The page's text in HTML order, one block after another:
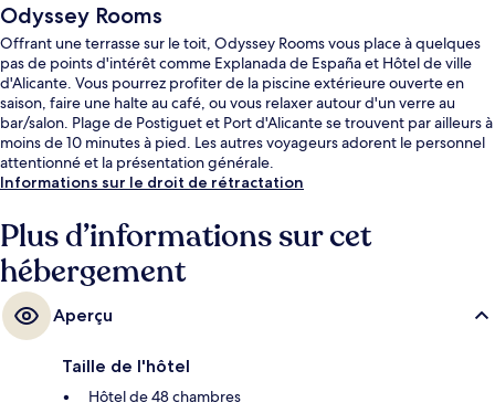
Odyssey Rooms
Offrant une terrasse sur le toit, Odyssey Rooms vous place à quelques
pas de points d'intérêt comme Explanada de España et Hôtel de ville
d'Alicante. Vous pourrez profiter de la piscine extérieure ouverte en
saison, faire une halte au café, ou vous relaxer autour d'un verre au
bar/salon. Plage de Postiguet et Port d'Alicante se trouvent par ailleurs à
moins de 10 minutes à pied. Les autres voyageurs adorent le personnel
attentionné et la présentation générale.
Informations sur le droit de rétractation
Plus d’informations sur cet
hébergement
Aperçu
Taille de l'hôtel
Hôtel de 48 chambres